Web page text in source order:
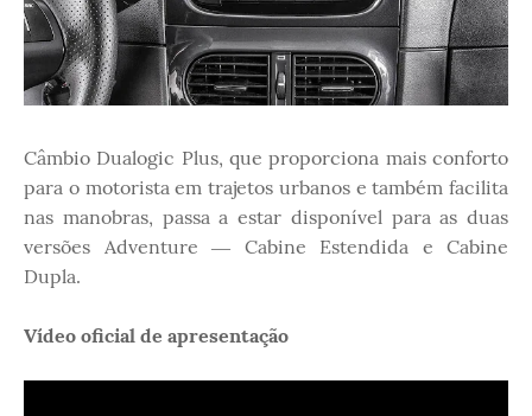
Câmbio Dualogic Plus, que proporciona mais conforto
para o motorista em trajetos urbanos e também facilita
nas manobras, passa a estar disponível para as duas
versões Adventure ― Cabine Estendida e Cabine
Dupla.
Vídeo oficial de apresentação